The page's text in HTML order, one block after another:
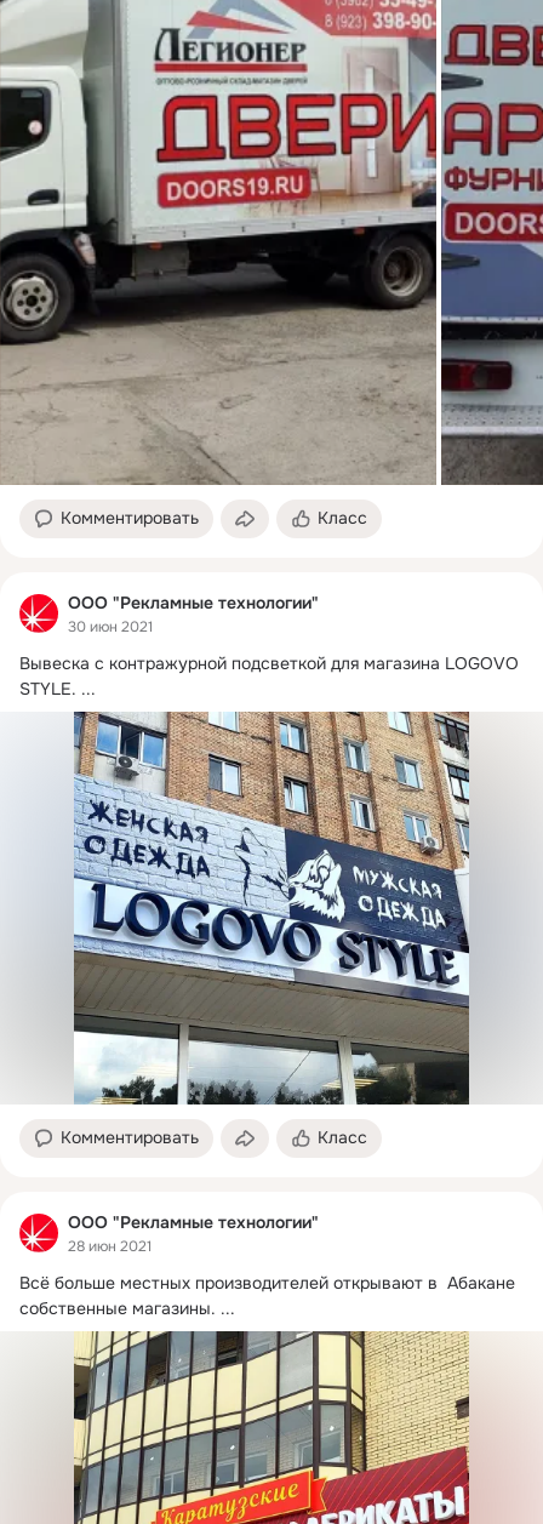
Комментировать Класс
ООО "Рекламные технологии"
30 июн 2021
Вывеска с контражурной подсветкой для магазина LOGOVO
STYLE. ...
Комментировать Класс
ООО "Рекламные технологии"
28 июн 2021
Всё больше местных производителей открывают в  Абакане
собственные магазины. ...